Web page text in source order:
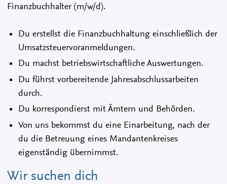
Finanzbuchhalter (m/w/d).
Du erstellst die Finanzbuchhaltung einschließlich der
Umsatzsteuervoranmeldungen.
Du machst betriebswirtschaftliche Auswertungen.
Du führst vorbereitende Jahresabschlussarbeiten
durch.
Du korrespondierst mit Ämtern und Behörden.
Von uns bekommst du eine Einarbeitung, nach der
du die Betreuung eines Mandantenkreises
eigenständig übernimmst.
Wir suchen dich